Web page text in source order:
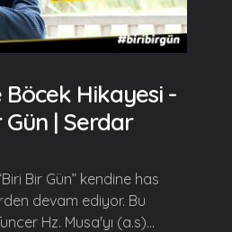
Böcek Hikayesi -
Gün | Serdar
Bir Gün” kendine has
devam ediyor. Bu
Hz. Musa'yı (a.s)...